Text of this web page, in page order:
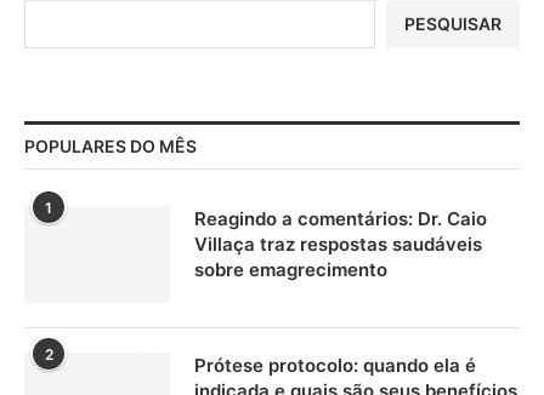
PESQUISAR
POPULARES DO MÊS
1
Reagindo a comentários: Dr. Caio
Villaça traz respostas saudáveis
sobre emagrecimento
2
Prótese protocolo: quando ela é